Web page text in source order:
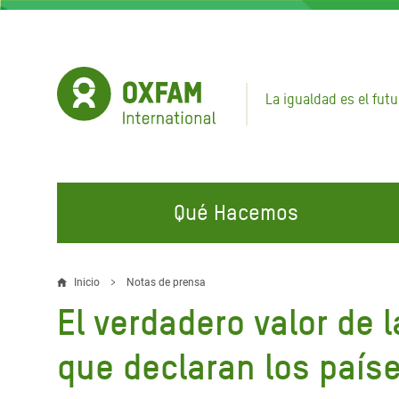
Pasar
La igualdad es el
Qué Hacemos
EN QUÉ TRABAJAMOS
Agua y Servicios de
Saneamiento
Alimentación, Crisis Climática,
Gaza
Líbano
ÚNETE A NUESTRAS CAMPAÑAS
Climate Justice
Hands Off Our Spaces
Sobrescribir
enlaces
de
Inicio Notas de prensa
El verdadero valor
que declaran los